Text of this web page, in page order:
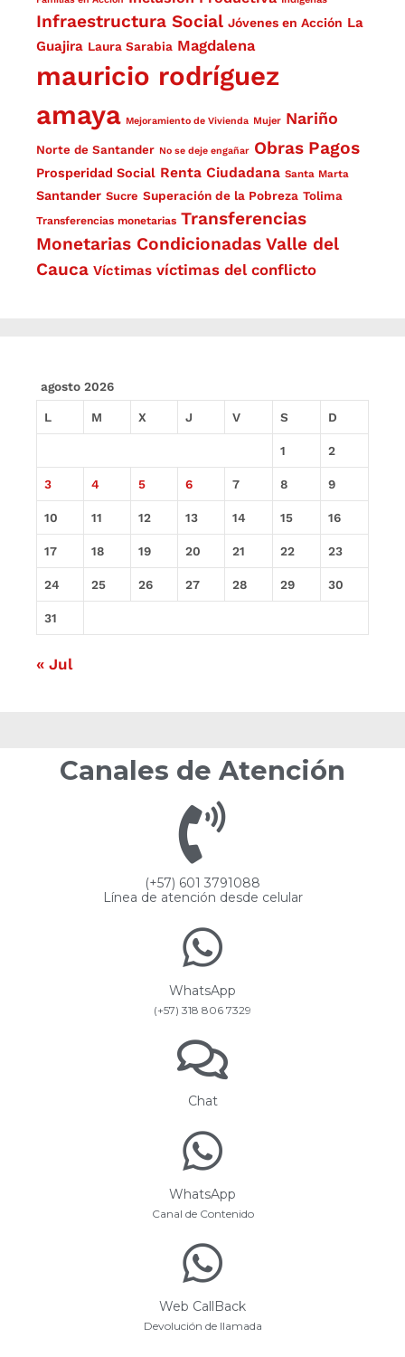
Infraestructura Social Jóvenes en Acción La
Guajira Laura Sarabia Magdalena
mauricio rodríguez
amaya Mejoramiento de Vivienda Mujer Nariño
Norte de Santander No se deje engañar Obras Pagos
Prosperidad Social Renta Ciudadana Santa Marta
Santander Sucre Superación de la Pobreza Tolima
Transferencias monetarias Transferencias
Monetarias Condicionadas Valle del
Cauca Víctimas víctimas del conflicto
agosto 2026
L M X J V S D
1 2
3 4 5 6 7 8 9
10 11 12 13 14 15 16
17 18 19 20 21 22 23
24 25 26 27 28 29 30
31
« Jul
Canales de Atención
(+57) 601 3791088
Línea de atención desde celular
WhatsApp
(+57) 318 806 7329
Chat
WhatsApp
Canal de Contenido
Web CallBack
Devolución de llamada